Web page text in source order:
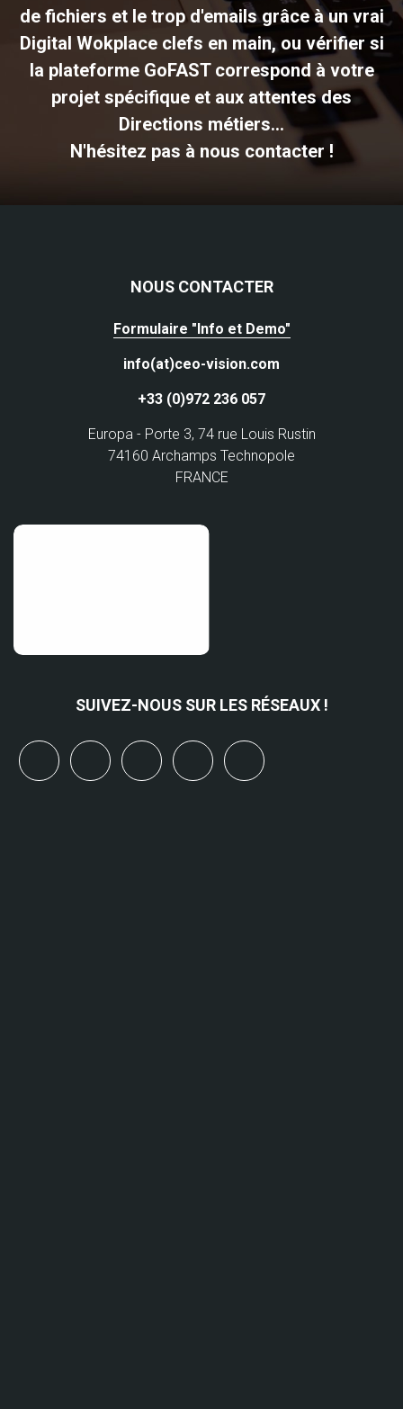
de fichiers et le trop d'emails grâce à un vrai
Digital Wokplace clefs en main, ou vérifier si
la plateforme GoFAST correspond à votre
projet spécifique et aux attentes des
Directions métiers...
N'hésitez pas à nous contacter !
NOUS CONTACTER
Formulaire "Info et Demo"
info(at)ceo-vision.com
+33 (0)972 236 057
Europa - Porte 3, 74 rue Louis Rustin
74160 Archamps Technopole
FRANCE
SUIVEZ-NOUS SUR LES RÉSEAUX !
linkedinyoutubebluesky mastodon